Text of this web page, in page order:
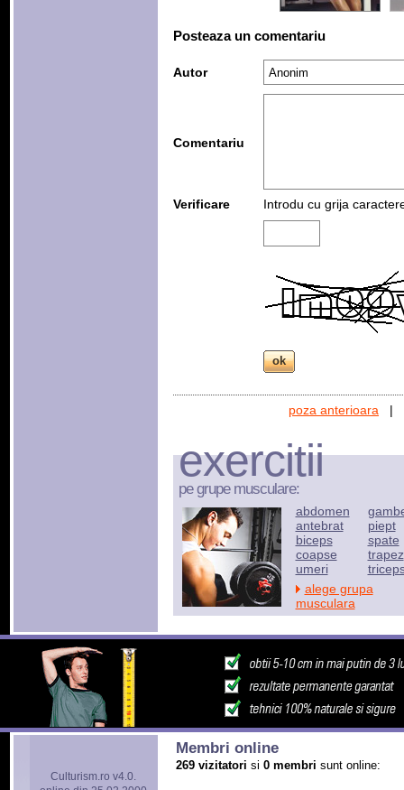
Posteaza un comentariu
Autor
Comentariu
Verificare Introdu cu grija
poza anterioara |
exercitii
pe grupe musculare:
abdomen
antebrat
biceps
coapse
umeri
piept
spate
trapez
alege grupa
musculara
Culturism.ro v4.0.
Membri online
269 vizitatori si 0 membri sunt online: